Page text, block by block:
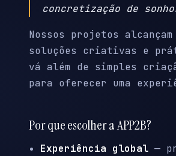
concretização de
Nossos projetos
soluções criativas e
vá além de simples
para oferecer uma
Por que escolher a APP2B?
Experiência global —